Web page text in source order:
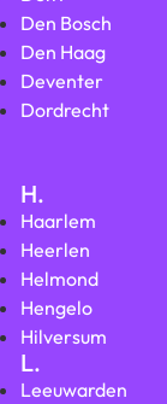
Den Bosch
Den Haag
Deventer
Dordrecht
H.
Haarlem
Heerlen
Helmond
Hengelo
Hilversum
L.
Leeuwarden